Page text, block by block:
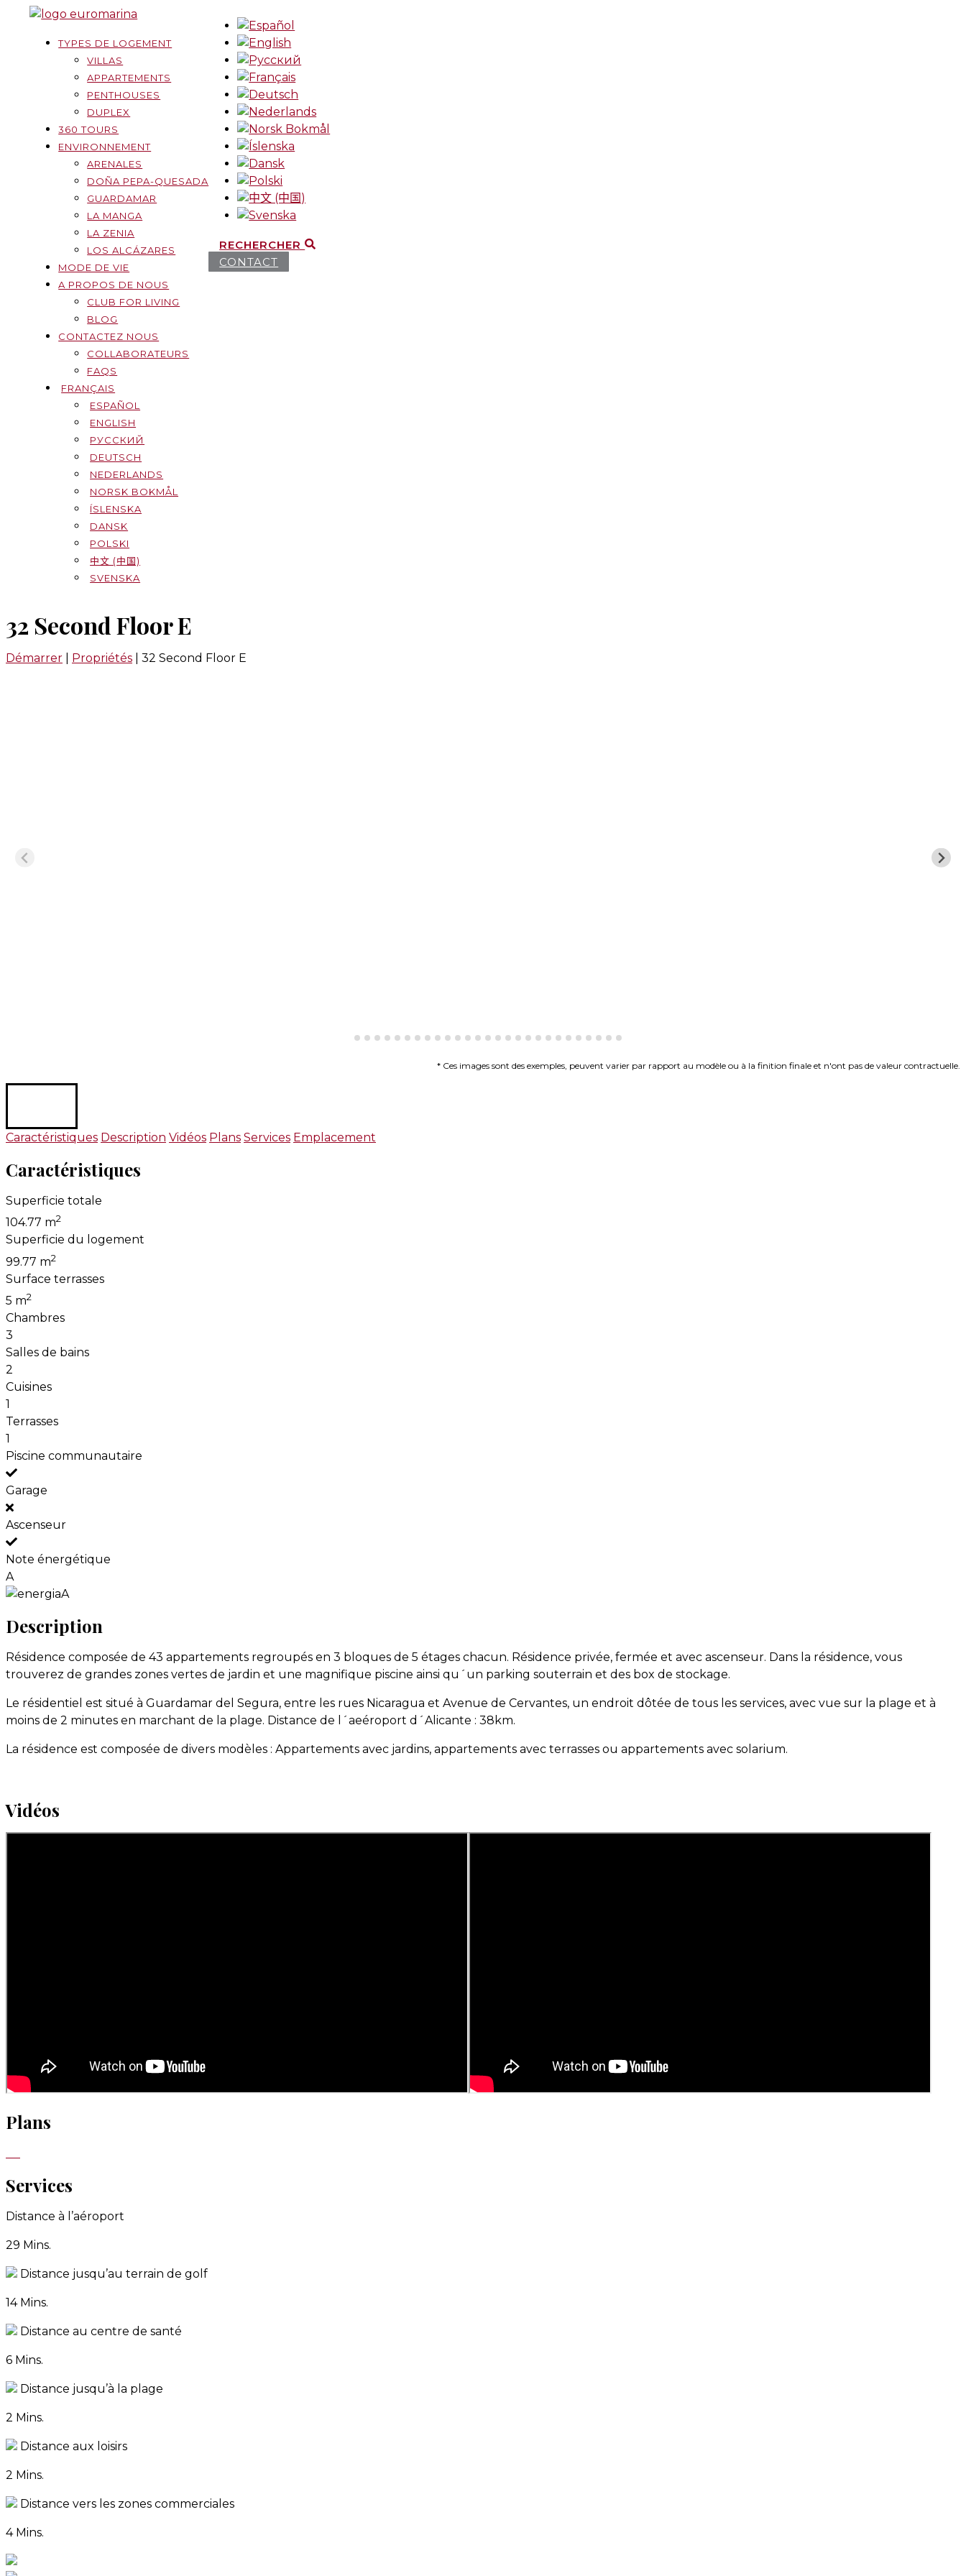
TYPES DE LOGEMENT
VILLAS
APPARTEMENTS
PENTHOUSES
DUPLEX
360 TOURS
ENVIRONNEMENT
ARENALES
DOÑA PEPA-QUESADA
GUARDAMAR
LA MANGA
LA ZENIA
LOS ALCÁZARES
MODE DE VIE
A PROPOS DE NOUS
CLUB FOR LIVING
BLOG
CONTACTEZ NOUS
COLLABORATEURS
FAQS
FRANÇAIS
ESPAÑOL
ENGLISH
РУССКИЙ
DEUTSCH
NEDERLANDS
NORSK BOKMÅL
ÍSLENSKA
DANSK
POLSKI
中文 (中国)
SVENSKA
RECHERCHER
CONTACT
32 Second Floor E
Démarrer Propriétés 32 Second Floor E
* Ces images sont des exemples, peuvent varier par rapport au modèle ou à la finition finale et n'ont pas de valeur contractuelle.
Caractéristiques Description Vidéos Plans Services Emplacement
Caractéristiques
Superficie totale
104.77 m2
Superficie du logement
99.77 m2
Surface terrasses
5 m2
Chambres
3
Salles de bains
2
Cuisines
1
Terrasses
1
Piscine communautaire
Garage
Ascenseur
Note énergétique
A
A
Description
Résidence composée de 43 appartements regroupés en 3 bloques de 5 étages chacun. Résidence privée, fermée et avec ascenseur. Dans la résidence, vous
trouverez de grandes zones vertes de jardin et une magnifique piscine ainsi qu´un parking souterrain et des box de stockage.
Le résidentiel est situé à Guardamar del Segura, entre les rues Nicaragua et Avenue de Cervantes, un endroit dôtée de tous les services, avec vue sur la plage et à
moins de 2 minutes en marchant de la plage. Distance de l´aeéroport d´Alicante : 38km.
La résidence est composée de divers modèles : Appartements avec jardins, appartements avec terrasses ou appartements avec solarium.
Vidéos
Plans
Services
Distance à l’aéroport
29 Mins.
Distance jusqu’au terrain de golf
14 Mins.
Distance au centre de santé
6 Mins.
Distance jusqu’à la plage
2 Mins.
Distance aux loisirs
2 Mins.
Distance vers les zones commerciales
4 Mins.